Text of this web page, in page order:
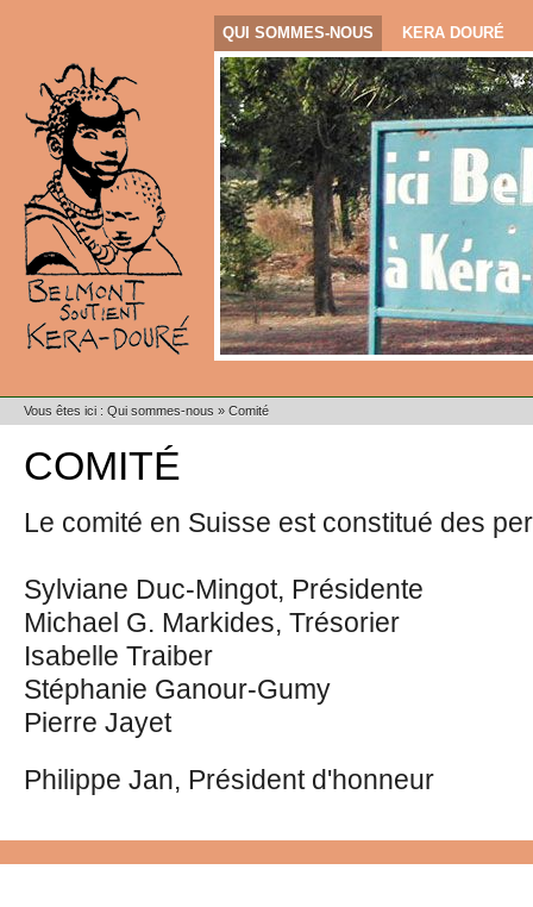
QUI SOMMES-NOUS KERA DOURÉ
Vous êtes ici : Qui sommes-nous » Comité
COMITÉ
Le comité en Suisse est constitué des
Sylviane Duc-Mingot, Présidente
Michael G. Markides, Trésorier
Isabelle Traiber
Stéphanie Ganour-Gumy
Pierre Jayet
Philippe Jan, Président d'honneur